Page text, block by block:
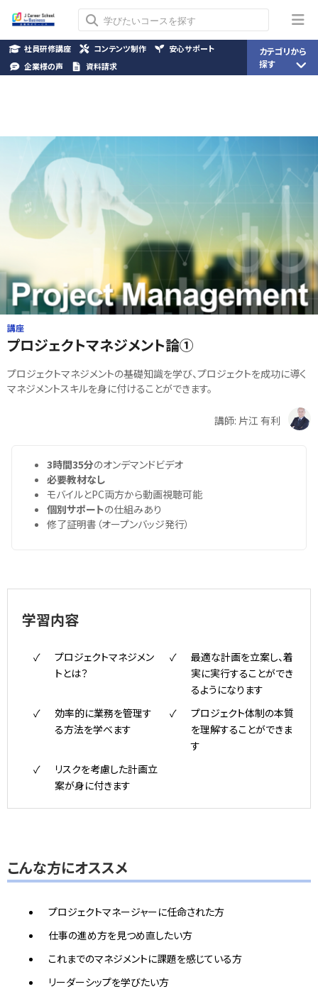
講座
プロジェクトマネジメント論①
プロジェクトマネジメントの基礎知識を学び、プロジェクトを成功に導く
マネジメントスキルを身に付けることができます。
講師: 片江 有利
3時間35分のオンデマンドビデオ
必要教材なし
モバイルとPC両方から動画視聴可能
個別サポートの仕組みあり
修了証明書（オープンバッジ発行）
学習内容
プロジェクトマネジメン
トとは？
最適な計画を立案し、着
実に実行することができ
るようになります
効率的に業務を管理す
る方法を学べます
プロジェクト体制の本質
を理解することができま
す
リスクを考慮した計画立
案が身に付きます
こんな方にオススメ
プロジェクトマネージャーに任命された方
仕事の進め方を見つめ直したい方
これまでのマネジメントに課題を感じている方
リーダーシップを学びたい方
社員研修講座 コンテンツ制作
安心サポート
企業様の声
資料請求
カテゴリから
探す